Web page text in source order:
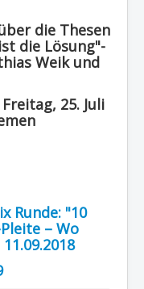
die Thesen
die Lösung"-
Weik und
25. Juli
Runde: "10
– Wo